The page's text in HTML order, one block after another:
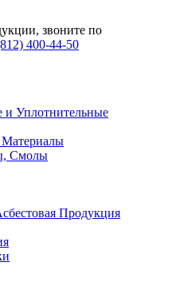
звоните по
400-44-50
и Уплотнительные
Смолы
Продукция